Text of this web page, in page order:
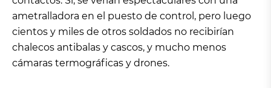
ametralladora en el puesto de control, pero luego
cientos y miles de otros soldados no recibirían
chalecos antibalas y cascos, y mucho menos
cámaras termográficas y drones.